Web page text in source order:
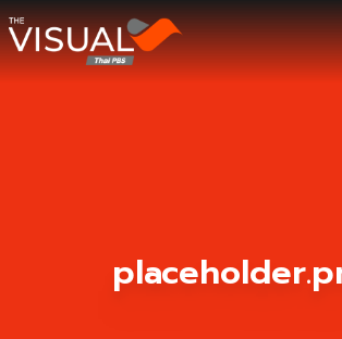
ข้ามไปยังเนื้อหา